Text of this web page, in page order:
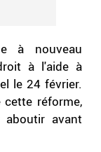
à nouveau
à l'aide à
le 24 février.
réforme,
avant